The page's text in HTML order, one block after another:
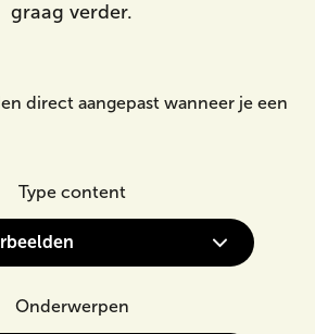
Zoeken
graag verder.
direct aangepast wanneer je een
Type content
Onderwerpen